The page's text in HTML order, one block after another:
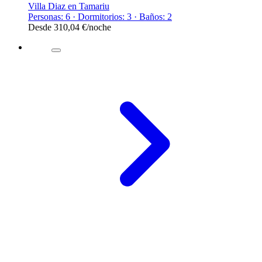
Villa Diaz en Tamariu
Personas: 6 · Dormitorios: 3 · Baños: 2
Desde 310,04 €/noche